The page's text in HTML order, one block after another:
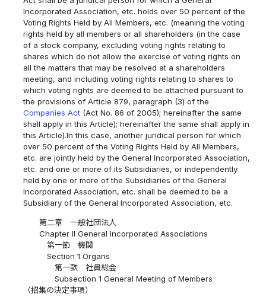
Incorporated Association, etc. holds over 50 percent of the
Voting Rights Held by All Members, etc. (meaning the voting
rights held by all members or all shareholders (in the case
of a stock company, excluding voting rights relating to
shares which do not allow the exercise of voting rights on
all the matters that may be resolved at a shareholders
meeting, and including voting rights relating to shares to
which voting rights are deemed to be attached pursuant to
the provisions of Article 879, paragraph (3) of the
Companies Act (Act No. 86 of 2005); hereinafter the same
shall apply in this Article); hereinafter the same shall apply in
this Article).In this case, another juridical person for which
over 50 percent of the Voting Rights Held by All Members,
etc. are jointly held by the General Incorporated Association,
etc. and one or more of its Subsidiaries, or independently
held by one or more of the Subsidiaries of the General
Incorporated Association, etc. shall be deemed to be a
Subsidiary of the General Incorporated Association, etc.
第二章 一般社団法人
Chapter II General Incorporated Associations
第一節 機関
Section 1 Organs
第一款 社員総会
Subsection 1 General Meeting of Members
（招集の決定事項）